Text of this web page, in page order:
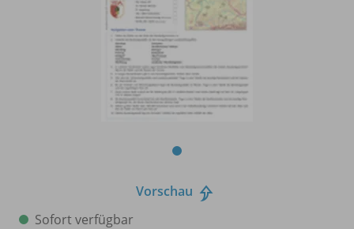
Vorschau
Sofort verfügbar